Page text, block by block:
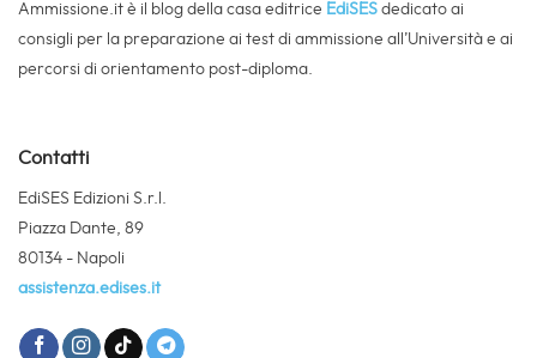
Ammissione.it è il blog della casa editrice EdiSES dedicato ai
consigli per la preparazione ai test di ammissione all’Università e ai
percorsi di orientamento post-diploma.
Contatti
EdiSES Edizioni S.r.l.
Piazza Dante, 89
80134 - Napoli
assistenza.edises.it